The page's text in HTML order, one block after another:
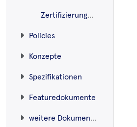
Zertifizierungsrichtlinie gematik-TSL
Policies
Konzepte
Spezifikationen
Featuredokumente
weitere Dokumente